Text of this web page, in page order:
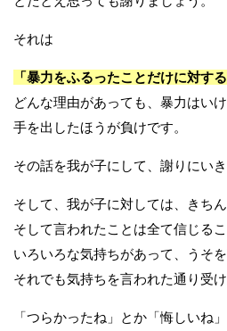
それは
「暴力をふるったことだけに対する
どんな理由があっても、暴力はいけ
手を出したほうが負けです。
その話を我が子にして、謝りにいき
そして、我が子に対しては、きち
そして言われたことは全て信じるこ
いろいろな気持ちがあって、うそ
それでも気持ちを言われた通り受
「つらかったね」とか「悔しいね